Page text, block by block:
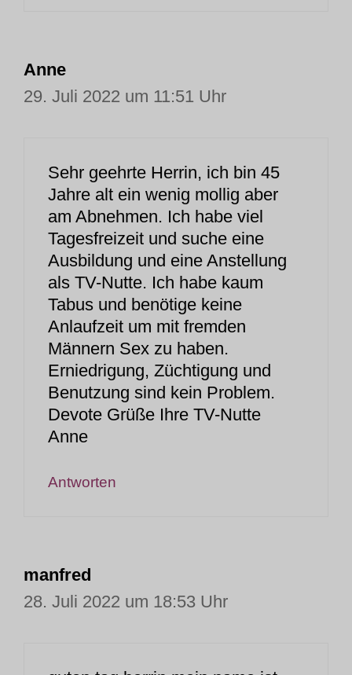
Anne
29. Juli 2022 um 11:51 Uhr
Sehr geehrte Herrin, ich bin 45
Jahre alt ein wenig mollig aber
am Abnehmen. Ich habe viel
Tagesfreizeit und suche eine
Ausbildung und eine Anstellung
als TV-Nutte. Ich habe kaum
Tabus und benötige keine
Anlaufzeit um mit fremden
Männern Sex zu haben.
Erniedrigung, Züchtigung und
Benutzung sind kein Problem.
Devote Grüße Ihre TV-Nutte
Anne
Antworten
manfred
28. Juli 2022 um 18:53 Uhr